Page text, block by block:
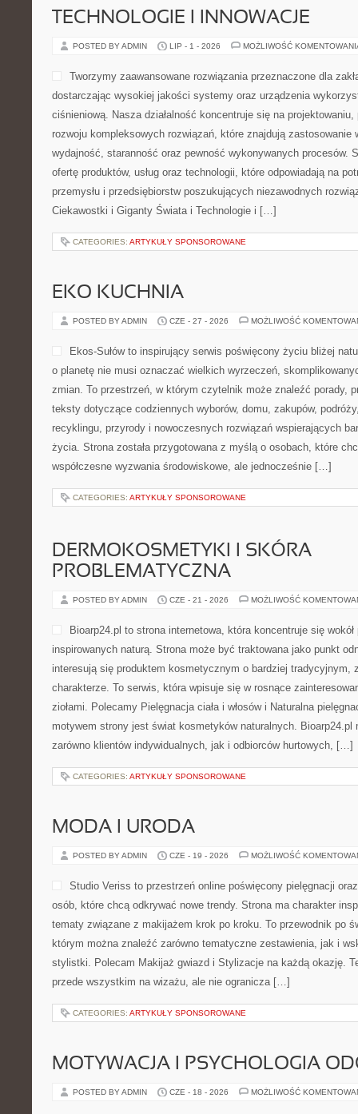
TECHNOLOGIE I INNOWACJE
POSTED BY ADMIN LIP - 1 - 2026 MOŻLIWOŚĆ
Tworzymy zaawansowane rozwiązania przeznaczone dla
dostarczając wysokiej jakości systemy oraz urządzenia
ciśnieniową. Nasza działalność koncentruje się na
rozwoju kompleksowych rozwiązań, które znajdują
wydajność, staranność oraz pewność wykonywanych procesów.
ofertę produktów, usług oraz technologii, które odpowiadają na
przemysłu i przedsiębiorstw poszukujących niezawodnych
Ciekawostki i Giganty Świata i Technologie i […]
CATEGORIES: ARTYKUŁY SPONSOROWANE
EKO KUCHNIA
POSTED BY ADMIN CZE - 27 - 2026 MOŻLIWOŚĆ
Ekos-Sułów to inspirujący serwis poświęcony życiu bliżej
o planetę nie musi oznaczać wielkich wyrzeczeń,
zmian. To przestrzeń, w którym czytelnik może znaleźć porady,
teksty dotyczące codziennych wyborów, domu, zakupów,
recyklingu, przyrody i nowoczesnych rozwiązań wspierających
życia. Strona została przygotowana z myślą o osobach, które
współczesne wyzwania środowiskowe, ale jednocześnie […]
CATEGORIES: ARTYKUŁY SPONSOROWANE
DERMOKOSMETYKI I SKÓRA
PROBLEMATYCZNA
POSTED BY ADMIN CZE - 21 - 2026 MOŻLIWOŚĆ
Bioarp24.pl to strona internetowa, która koncentruje się
inspirowanych naturą. Strona może być traktowana jako punkt
interesują się produktem kosmetycznym o bardziej tradycyjnym,
charakterze. To serwis, która wpisuje się w rosnące
ziołami. Polecamy Pielęgnacja ciała i włosów i Naturalna
motywem strony jest świat kosmetyków naturalnych. Bioarp24.pl
zarówno klientów indywidualnych, jak i odbiorców hurtowych, […]
CATEGORIES: ARTYKUŁY SPONSOROWANE
MODA I URODA
POSTED BY ADMIN CZE - 19 - 2026 MOŻLIWOŚĆ
Studio Veriss to przestrzeń online poświęcony pielęgnacji
osób, które chcą odkrywać nowe trendy. Strona ma charakter
tematy związane z makijażem krok po kroku. To przewodnik po
którym można znaleźć zarówno tematyczne zestawienia, jak i
stylistki. Polecam Makijaż gwiazd i Stylizacje na każdą okazję.
przede wszystkim na wizażu, ale nie ogranicza […]
CATEGORIES: ARTYKUŁY SPONSOROWANE
MOTYWACJA I PSYCHOLOGIA
POSTED BY ADMIN CZE - 18 - 2026 MOŻLIWOŚĆ